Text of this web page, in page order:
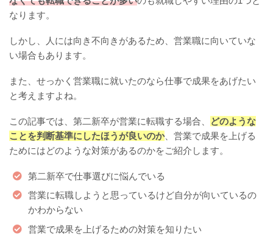
なります。
しかし、人には向き不向きがあるため、営業職に向いていな
い場合もあります。
また、せっかく営業職に就いたのなら仕事で成果をあげたい
と考えますよね。
この記事では、第二新卒が営業に転職する場合、
どのような
ことを判断基準にしたほうが良いのか、営業で成果を上げる
ためにはどのような対策があるのかをご紹介します。
第二新卒で仕事選びに悩んでいる
営業に転職しようと思っているけど自分が向いているの
かわからない
営業で成果を上げるための対策を知りたい